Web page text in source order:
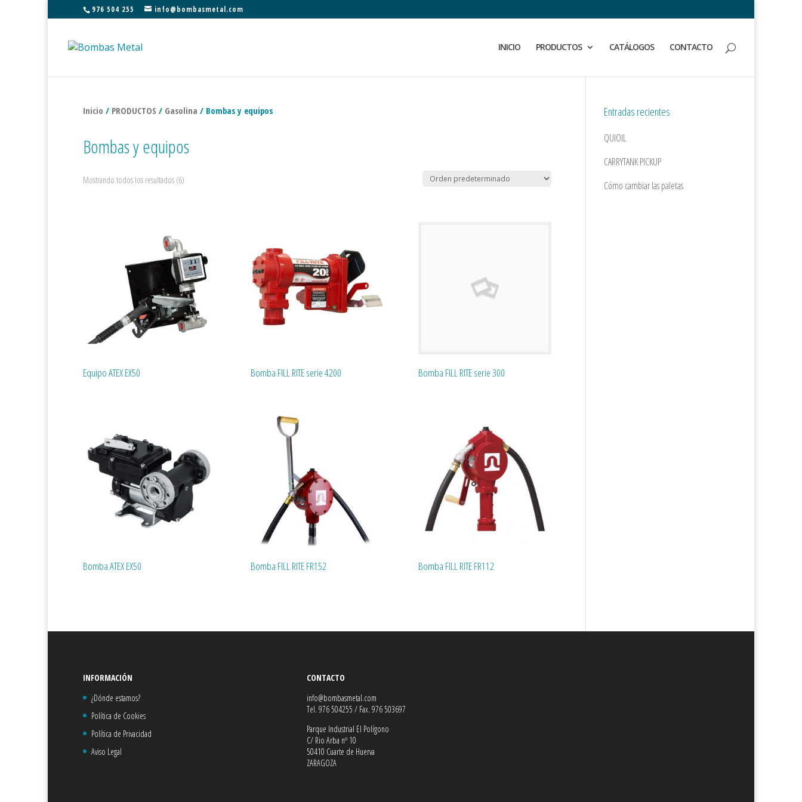
976 504 255 info@bombasmetal.com
INICIO PRODUCTOS CATÁLOGOS CONTACTO
Inicio / PRODUCTOS / Gasolina / Bombas y equipos
Bombas y equipos
Mostrando todos los resultados (6)
Equipo ATEX EX50 Bomba FILL RITE serie 4200 Bomba FILL RITE serie 300
Bomba ATEX EX50 Bomba FILL RITE FR152 Bomba FILL RITE FR112
Entradas recientes
QUIOIL
CARRYTANK PICKUP
Cómo cambiar las paletas
INFORMACIÓN
¿Dónde estamos?
Política de Cookies
Política de Privacidad
Aviso Legal
CONTACTO
info@bombasmetal.com
Tel. 976 504255 / Fax. 976 503697
Parque Industrial El Polígono
C/ Rio Arba nº 10
50410 Cuarte de Huerva
ZARAGOZA